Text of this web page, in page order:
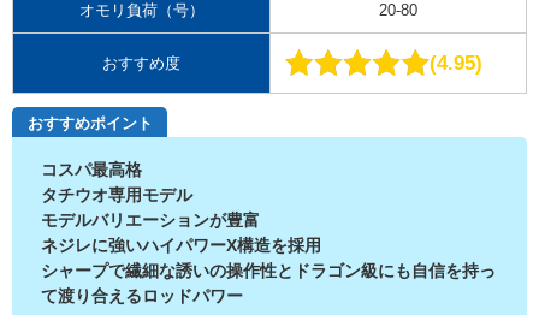
オモリ負荷（号） 20-80
おすすめ度 4.95
おすすめポイント
コスパ最高格
タチウオ専用モデル
モデルバリエーションが豊富
ネジレに強いハイパワーX構造を採用
シャープで繊細な誘いの操作性とドラゴン級にも自信を持っ
て渡り合えるロッドパワー